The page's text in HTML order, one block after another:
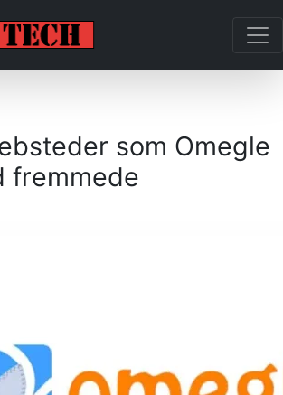
som Omegle
fremmede